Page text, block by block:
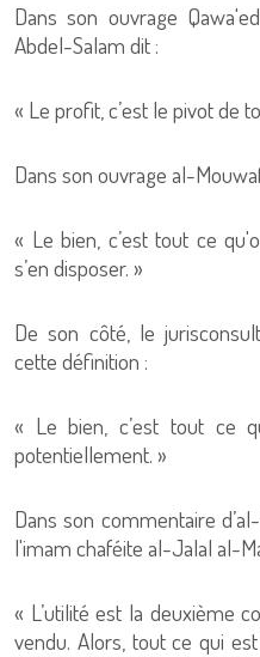
Dans son ouvrage
Abdel-Salam dit :
« Le profit, c’est le pivot de
Dans son ouvrage al-
« Le bien, c’est tout ce
s’en disposer. »
De son côté, le
cette définition :
« Le bien, c’est tout ce
potentiellement. »
Dans son commentaire
l'imam chaféite al-Jalal al-
« L’utilité est la deuxième
vendu. Alors, tout ce qui